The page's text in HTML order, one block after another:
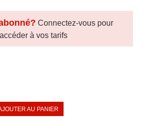
Connectez-vous pour
accéder à vos tarifs
AU PANIER